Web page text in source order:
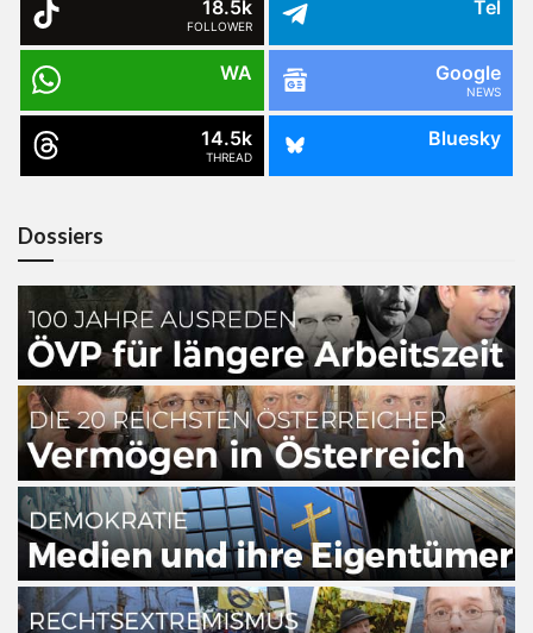
18.5k
FOLLOWER
Tel
WA Google
NEWS
14.5k
THREAD
Bluesky
Dossiers